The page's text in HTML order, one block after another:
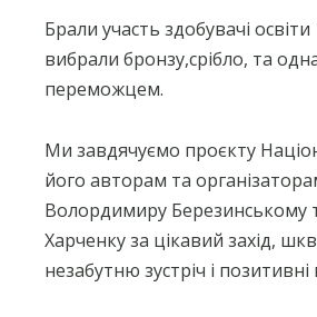
Брали участь здобувачі освіти
вибрали бронзу,срібло, та
переможцем.
Ми завдячуємо проєкту
його авторам та
Волордимиру Березинському
Харченку за цікавий захід,
незабутню зустріч і